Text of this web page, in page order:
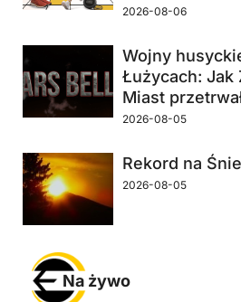
2026-08-06
Wojny
Łużycach: Jak
Miast
2026-08-05
Rekord na
2026-08-05
Na żywo